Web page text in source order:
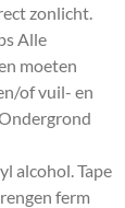
zonlicht.
Alle
moeten
of vuil- en
alcohol. Tape
ferm